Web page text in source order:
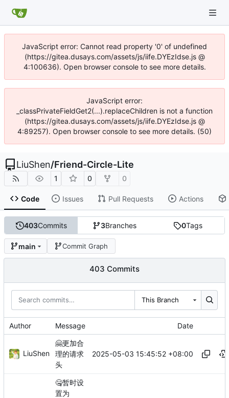
JavaScript error: Cannot read property '0' of undefined
(https://gitea.dusays.com/assets/js/iife.DYEzIdse.js @
4:100636). Open browser console to see more details.
JavaScript error:
_classPrivateFieldGet2(...).replaceChildren is not a function
(https://gitea.dusays.com/assets/js/iife.DYEzIdse.js @
4:89257). Open browser console to see more details. (50)
LiuShen/Friend-Circle-Lite
1 0 0
Code Issues Pull Requests Actions
403Commits 3Branches 0Tags
main Commit Graph
403 Commits
This Branch
Author Message Date
LiuShen
🤗更加合
理的请求
头
2025-05-03 15:45:52 +08:00
🤐暂时设
置为